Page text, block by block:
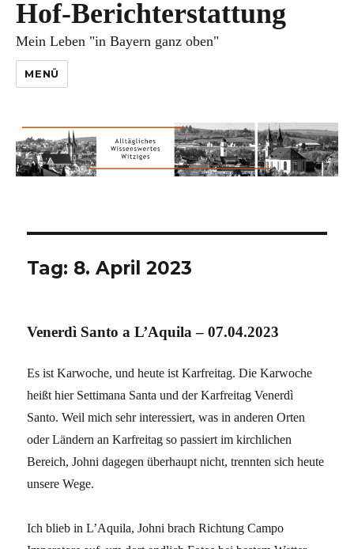
Hof-Berichterstattung
Mein Leben "in Bayern ganz oben"
MENÜ
Tag: 8. April 2023
Venerdì Santo a L’Aquila – 07.04.2023
Es ist Karwoche, und heute ist Karfreitag. Die Karwoche
heißt hier Settimana Santa und der Karfreitag Venerdì
Santo. Weil mich sehr interessiert, was in anderen Orten
oder Ländern an Karfreitag so passiert im kirchlichen
Bereich, Johni dagegen überhaupt nicht, trennten sich heute
unsere Wege.
Ich blieb in L’Aquila, Johni brach Richtung Campo